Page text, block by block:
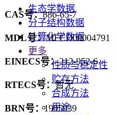
生态学数据
分子结构数据
计算化学数据
更多
性质与稳定性
贮存方法
合成方法
用途
CAS号：886-65-7
MDL号：MFCD00004791
EINECS号：212-952-6
RTECS号：暂无
BRN号：1905939